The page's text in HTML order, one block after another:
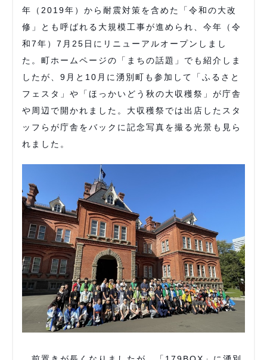
年（2019年）から耐震対策を含めた「令和の大改
修」とも呼ばれる大規模工事が進められ、今年（令
和7年）7月25日にリニューアルオープンしまし
た。町ホームページの「まちの話題」でも紹介しま
したが、9月と10月に湧別町も参加して「ふるさと
フェスタ」や「ほっかいどう秋の大収穫祭」が庁舎
や周辺で開かれました。大収穫祭では出店したスタ
ッフらが庁舎をバックに記念写真を撮る光景も見ら
れました。